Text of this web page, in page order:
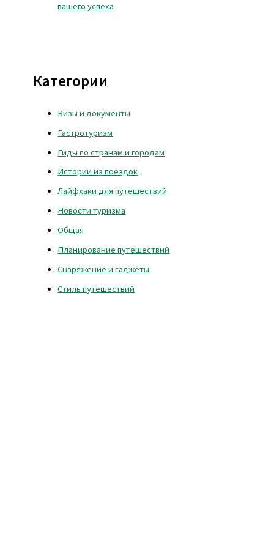
вашего успеха
Категории
Визы и документы
Гастротуризм
Гиды по странам и городам
Истории из поездок
Лайфхаки для путешествий
Новости туризма
Общая
Планирование путешествий
Снаряжение и гаджеты
Стиль путешествий